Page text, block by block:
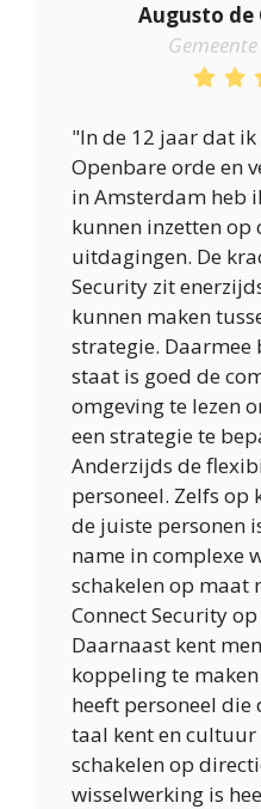
Augusto de
"In de 12 jaar dat
Openbare orde en
in Amsterdam heb
kunnen inzetten op
uitdagingen. De
Security zit
kunnen maken
strategie.
staat is goed de
omgeving te lezen
een strategie te
Anderzijds de
personeel. Zelfs
de juiste personen
name in complexe
schakelen op maat
Connect Security
Daarnaast kent
koppeling te
heeft personeel
taal kent en
schakelen op
wisselwerking is